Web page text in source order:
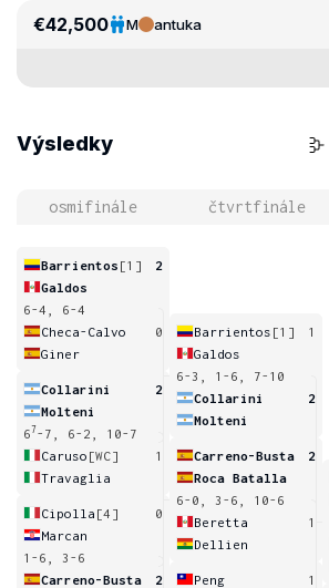
€42,500 M antuka
Výsledky
osmifinále čtvrtfinále
Barrientos [1]
2
Galdos
6-4, 6-4
Checa-Calvo
0
Giner
Collarini
2
Molteni
67-7, 6-2, 10-7
Caruso [WC]
1
Travaglia
Cipolla [4]
0
Marcan
1-6, 3-6
Carreno-Busta
2
Barrientos [1]
1
Galdos
6-3, 1-6, 7-10
Collarini
2
Molteni
Carreno-Busta
2
Roca Batalla
6-0, 3-6, 10-6
Beretta
1
Dellien
Peng
1